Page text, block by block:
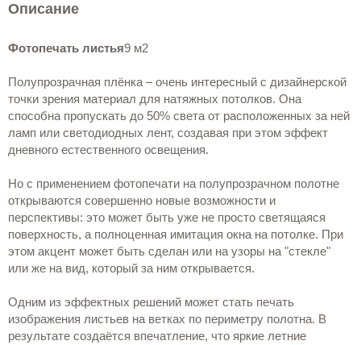
Описание
Фотопечать листья9 м2
Полупрозрачная плёнка – очень интересный с дизайнерской
точки зрения материал для натяжных потолков. Она
способна пропускать до 50% света от расположенных за ней
ламп или светодиодных лент, создавая при этом эффект
дневного естественного освещения.
Но с применением фотопечати на полупрозрачном полотне
открываются совершенно новые возможности и
перспективы: это может быть уже не просто светящаяся
поверхность, а полноценная имитация окна на потолке. При
этом акцент может быть сделан или на узоры на "стекле"
или же на вид, который за ним открывается.
Одним из эффектных решений может стать печать
изображения листьев на ветках по периметру полотна. В
результате создаётся впечатление, что яркие летние